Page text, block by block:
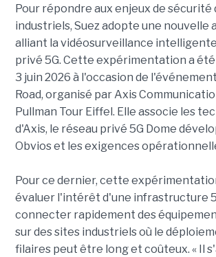
Pour répondre aux enjeux de sécurité
industriels, Suez adopte une nouvelle
alliant la vidéosurveillance
privé 5G. Cette expérimentation a
3 juin 2026 à l'occasion de
Road, organisé par Axis
Pullman Tour Eiffel. Elle associe les
d'Axis, le réseau privé 5G Dome
Obvios et les exigences
Pour ce dernier, cette
évaluer l'intérêt d'une infrastructure
connecter rapidement des
sur des sites industriels où le
filaires peut être long et coûteux. « Il